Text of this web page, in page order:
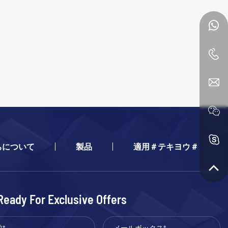
ついて 製品 適用＃テキヨウ＃
For Exclusive Offers